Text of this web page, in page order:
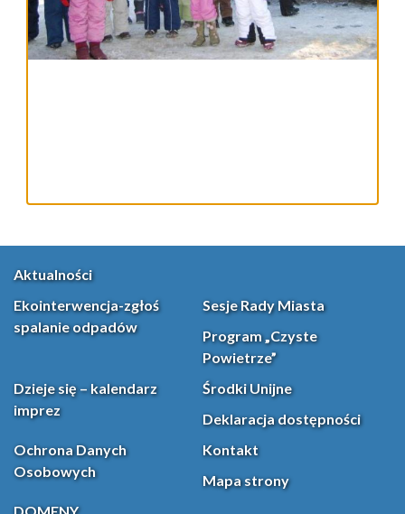
Aktualności
Ekointerwencja-zgłoś
spalanie odpadów
Sesje Rady Miasta
Program „Czyste
Powietrze”
Dzieje się – kalendarz
imprez
Środki Unijne
Deklaracja dostępności
Ochrona Danych
Osobowych
Kontakt
Mapa strony